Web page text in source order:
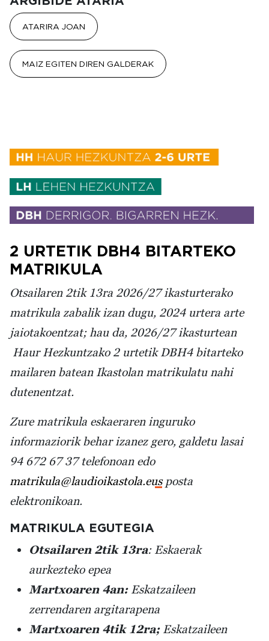
ATARIRA JOAN
MAIZ EGITEN DIREN GALDERAK
2 URTETIK DBH4 BITARTEKO
MATRIKULA
Otsailaren 2tik 13ra 2026/27 ikasturterako
matrikula zabalik izan dugu, 2024 urtera arte
jaiotakoentzat; hau da, 2026/27 ikasturtean
Haur Hezkuntzako 2 urtetik DBH4 bitarteko
mailaren batean Ikastolan matrikulatu nahi
dutenentzat.
Zure matrikula eskaeraren inguruko
informaziorik behar izanez gero, galdetu lasai
94 672 67 37 telefonoan edo
matrikula@laudioikastola.eusposta
elektronikoan.
MATRIKULA EGUTEGIA
Otsailaren 2tik 13ra: Eskaerak
aurkezteko epea
Martxoaren 4an: Eskatzaileen
zerrendaren argitarapena
Martxoaren 4tik 12ra; Eskatzaileen